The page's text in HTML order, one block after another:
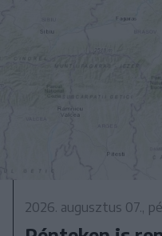
2026. augusztus 07.,